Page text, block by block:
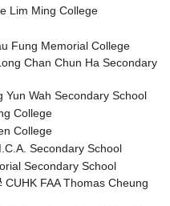
Lim Ming College
Fung Memorial College
Chan Chun Ha Secondary
Yun Wah Secondary School
College
College
Secondary School
Secondary School
FAA Thomas Cheung